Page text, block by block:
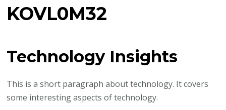
KOVL0M32
Technology Insights
This is a short paragraph about technology. It covers
some interesting aspects of technology.